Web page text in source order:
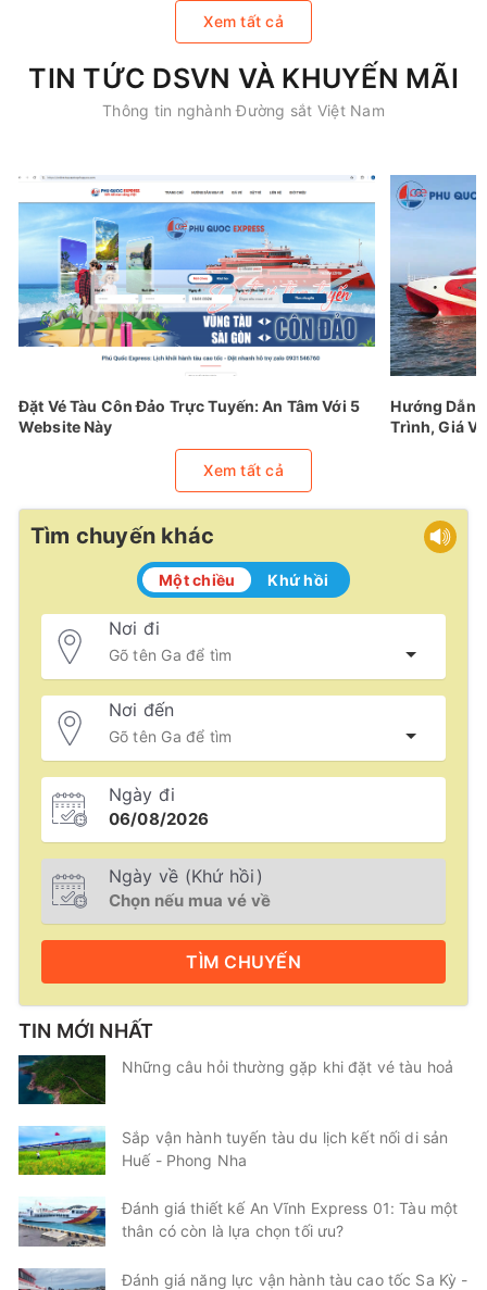
Xem tất cả
TIN TỨC DSVN VÀ KHUYẾN MÃI
Thông tin nghành Đường sắt Việt Nam
Đặt Vé Tàu Côn Đảo Trực Tuyến: An Tâm Với 5
Website Này
Hướng Dẫn
Trình, Giá Vé
Xem tất cả
Tìm chuyến khác
Một chiều Khứ hồi
Nơi đi
Nơi đến
Ngày đi
Ngày về (Khứ hồi)
TÌM CHUYẾN
TIN MỚI NHẤT
Những câu hỏi thường gặp khi đặt vé tàu hoả
Sắp vận hành tuyến tàu du lịch kết nối di sản
Huế - Phong Nha
Đánh giá thiết kế An Vĩnh Express 01: Tàu một
thân có còn là lựa chọn tối ưu?
Đánh giá năng lực vận hành tàu cao tốc Sa Kỳ -